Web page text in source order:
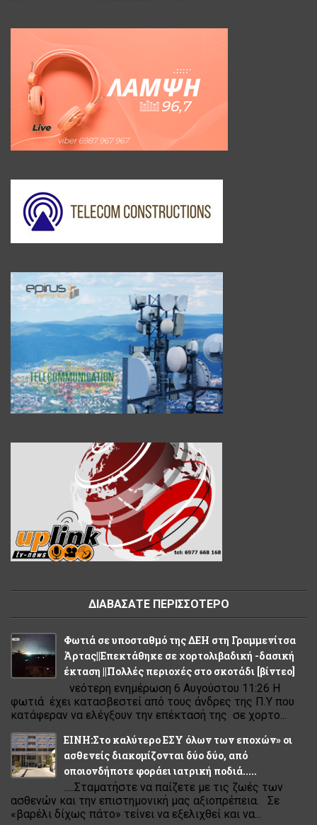
ΔΙΑΒΑΣΑΤΕ ΠΕΡΙΣΣΟΤΕΡΟ
Φωτιά σε υποσταθμό της ΔΕΗ στη Γραμμενίτσα
Άρτας||Επεκτάθηκε σε χορτολιβαδική -δασική
έκταση ||Πολλές περιοχές στο σκοτάδι [βίντεο]
νεότερη ενημέρωση 6 Αυγούστου 11:26 Η
φωτιά έχει κατασβεστεί από τους άνδρες της Π.Υ που
κατάφεραν να ελέγξουν την επέκτασή της σε χορτο...
ΕΙΝΗ:Στο καλύτερο ΕΣΥ όλων των εποχών» οι
ασθενείς διακομίζονται δύο δύο, από
οποιονδήποτε φοράει ιατρική ποδιά.....
.....Σταματήστε να παίζετε με τις ζωές των
ασθενών και την επιστημονική μας αξιοπρέπεια. Σε
«βαρέλι δίχως πάτο» τείνει να εξελιχθεί και να...